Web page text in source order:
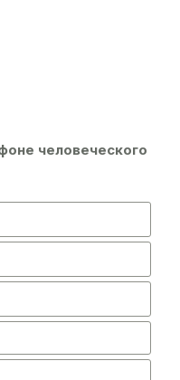
человеческого